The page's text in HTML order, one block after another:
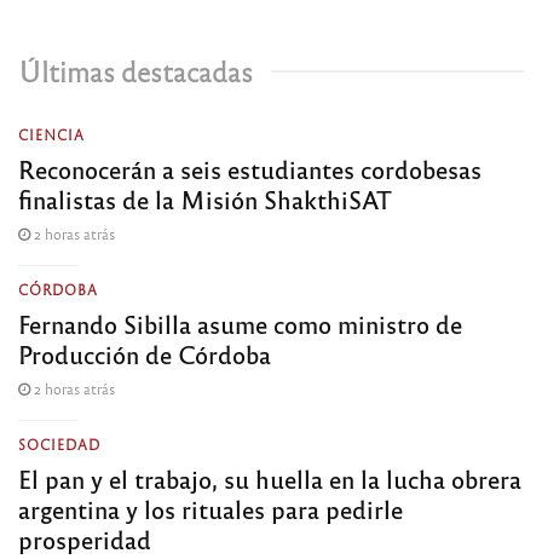
Últimas destacadas
CIENCIA
Reconocerán a seis estudiantes cordobesas
finalistas de la Misión ShakthiSAT
2 horas atrás
CÓRDOBA
Fernando Sibilla asume como ministro de
Producción de Córdoba
2 horas atrás
SOCIEDAD
El pan y el trabajo, su huella en la lucha obrera
argentina y los rituales para pedirle
prosperidad